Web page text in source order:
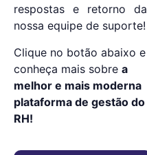
respostas e retorno da
nossa equipe de suporte!
Clique no botão abaixo e
conheça mais sobre a
melhor e mais moderna
plataforma de gestão do
RH!